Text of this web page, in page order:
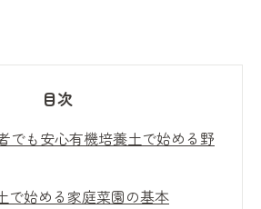
目次
でも安心有機培養土で始める野
で始める家庭菜園の基本